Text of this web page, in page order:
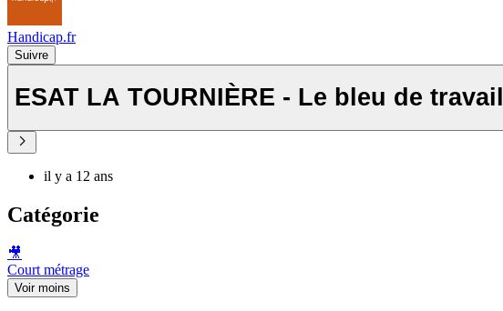
Handicap.fr
Suivre
il y a 12 ans
Catégorie
🎥
Court métrage
Voir moins